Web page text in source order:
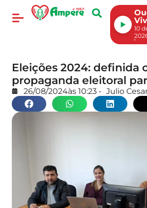
10
Eleições 2024: definida
propaganda eleitoral
26/08/2024às 10:23 • Julio